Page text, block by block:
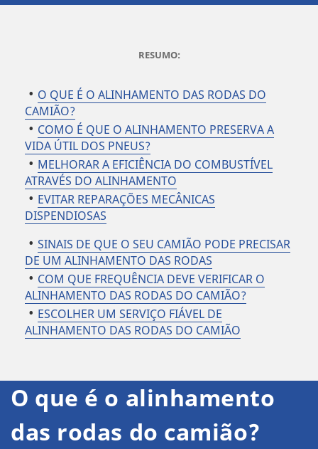
RESUMO:
O QUE É O ALINHAMENTO DAS RODAS DO
CAMIÃO?
COMO É QUE O ALINHAMENTO PRESERVA A
VIDA ÚTIL DOS PNEUS?
MELHORAR A EFICIÊNCIA DO COMBUSTÍVEL
ATRAVÉS DO ALINHAMENTO
EVITAR REPARAÇÕES MECÂNICAS
DISPENDIOSAS
SINAIS DE QUE O SEU CAMIÃO PODE PRECISAR
DE UM ALINHAMENTO DAS RODAS
COM QUE FREQUÊNCIA DEVE VERIFICAR O
ALINHAMENTO DAS RODAS DO CAMIÃO?
ESCOLHER UM SERVIÇO FIÁVEL DE
ALINHAMENTO DAS RODAS DO CAMIÃO
O que é o alinhamento
das rodas do camião?